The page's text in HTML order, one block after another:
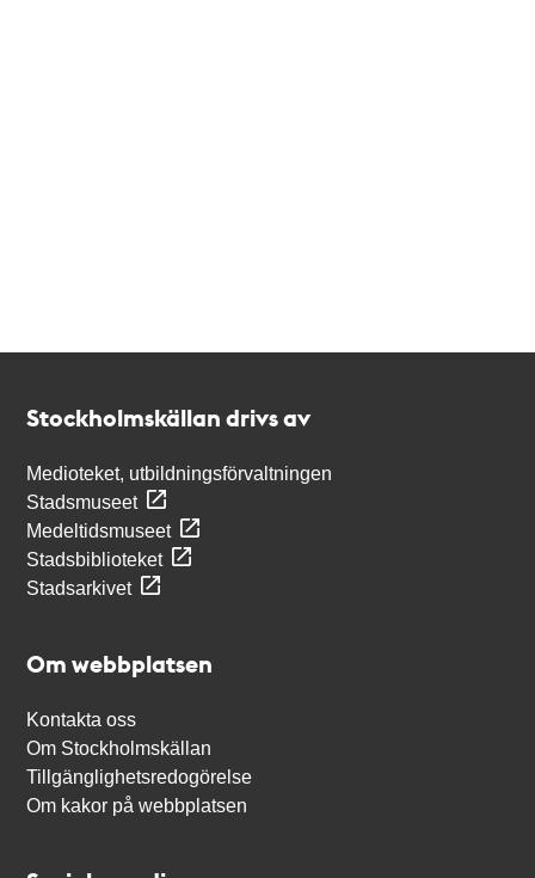
Stockholmskällan drivs av
Medioteket, utbildningsförvaltningen
Stadsmuseet
Medeltidsmuseet
Stadsbiblioteket
Stadsarkivet
Om webbplatsen
Kontakta oss
Om Stockholmskällan
Tillgänglighetsredogörelse
Om kakor på webbplatsen